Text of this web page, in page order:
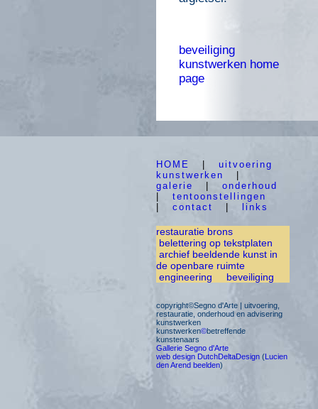
beveiliging
kunstwerken home
page
HOME
uitvoering
kunstwerken
galerie
onderhoud
tentoonstellingen
contact links
restauratie brons
belettering op tekstplaten
archief beeldende kunst in
de openbare ruimte
engineering
beveiliging
copyright©Segno d'Arte | uitvoering,
restauratie, onderhoud en advisering
kunstwerken
kunstwerken©betreffende
kunstenaars
Gallerie Segno d'Arte
web design DutchDeltaDesign (Lucien
den Arend beelden)